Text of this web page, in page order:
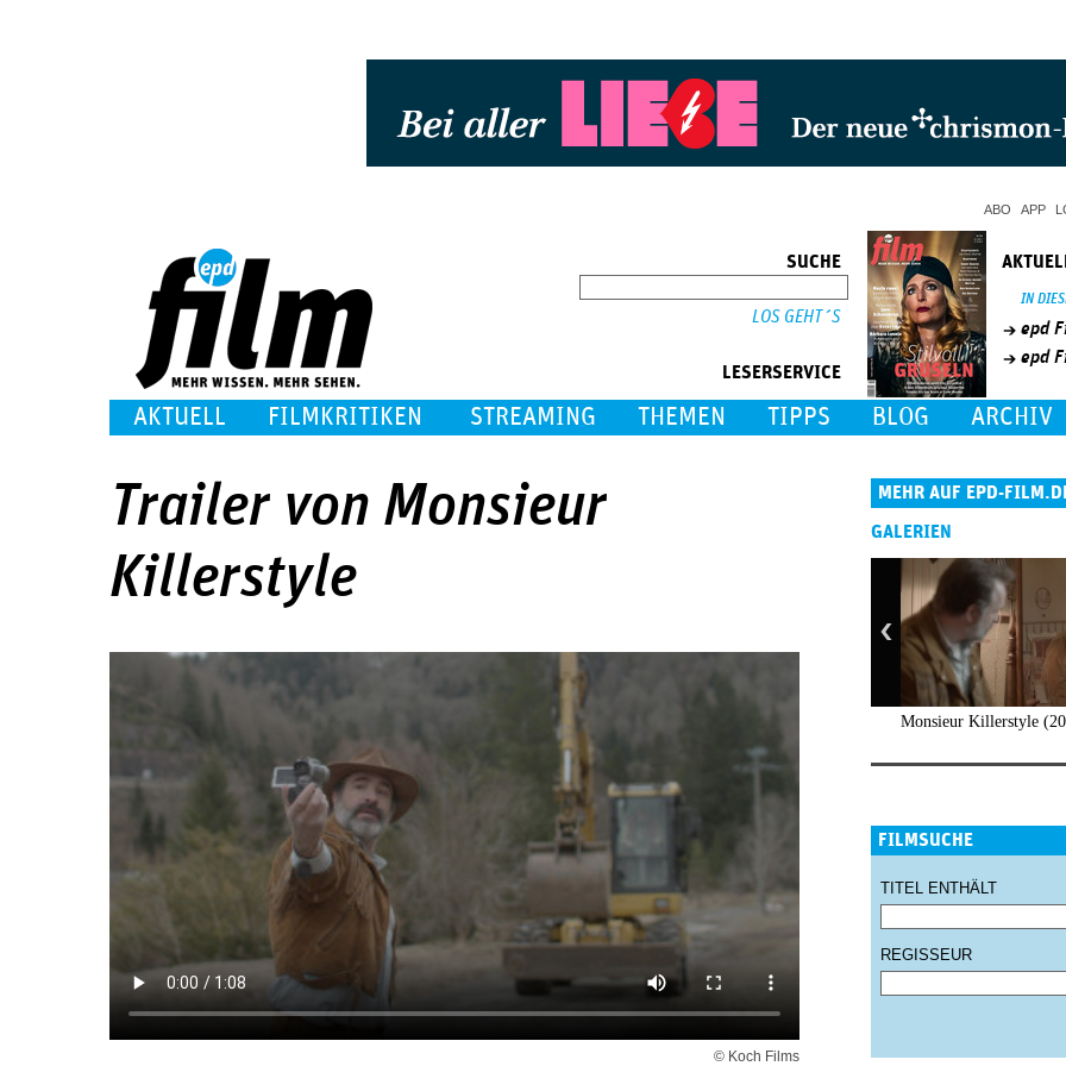
ABO APP
SUCHE
LESERSERVICE
IN
epd
epd
AKTUELL FILMKRITIKEN STREAMING THEMEN TIPPS BLOG ARCHIV
Trailer von Monsieur
Killerstyle
© Koch Films
MEHR AUF EPD-
GALERIEN
Monsieur Killerstyle
FILMSUCHE
TITEL ENTHÄLT
REGISSEUR